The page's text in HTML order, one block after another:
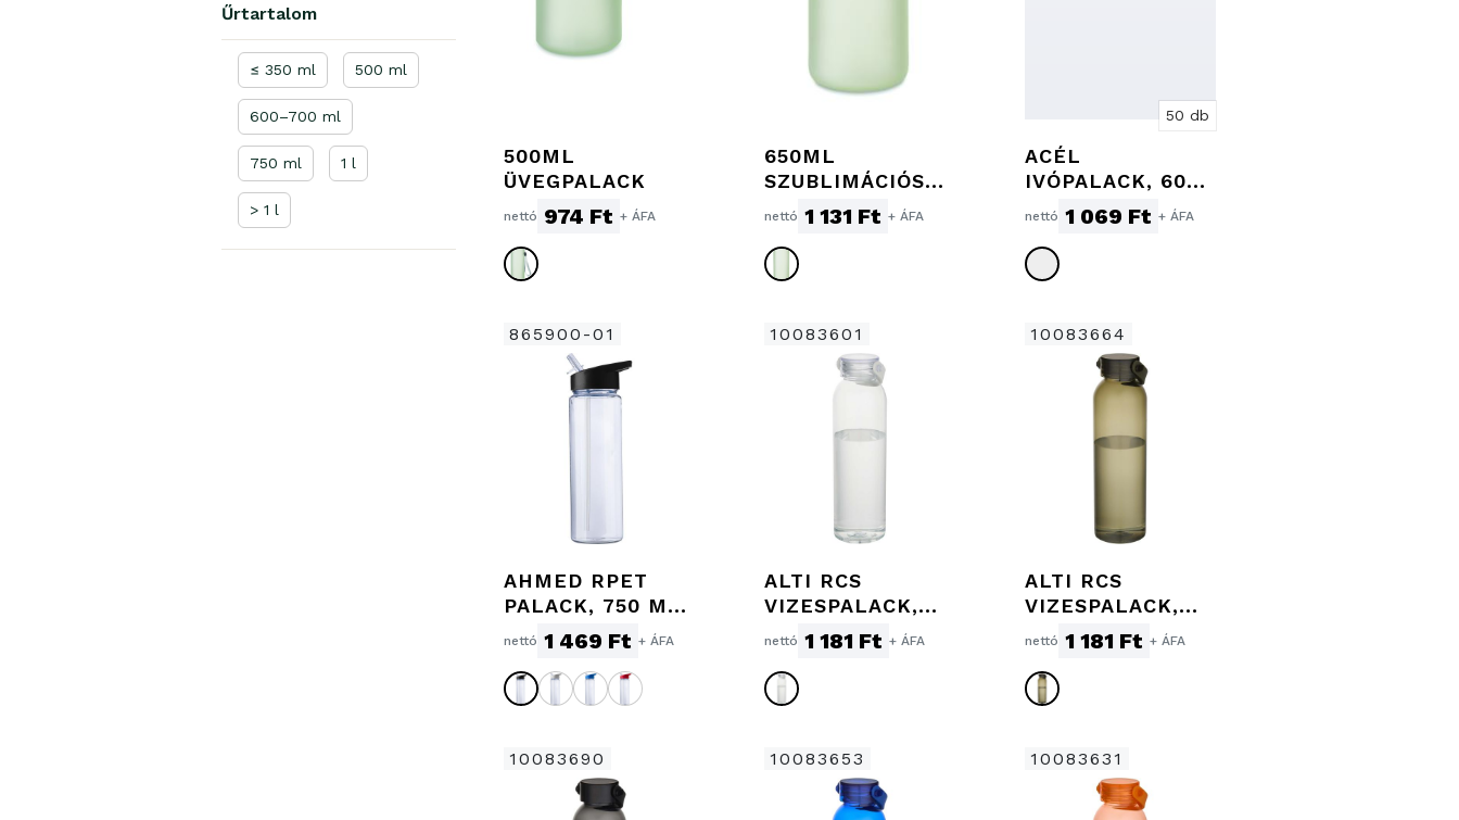
Űrtartalom
≤ 350 ml 500 ml
600–700 ml
750 ml 1 l
> 1 l
500ML
ÜVEGPALACK
nettó 974 Ft + ÁFA
650ML
SZUBLIMÁCIÓS
ÜVEGPALACK
nettó 1 131 Ft + ÁFA
50 db
ACÉL
IVÓPALACK, 600
ML
nettó 1 069 Ft + ÁFA
865900-01
AHMED RPET
PALACK, 750 ML,
FEKETE
nettó 1 469 Ft + ÁFA
10083601
ALTI RCS
VIZESPALACK,
630 ML,
ÁTLÁTSZÓ
nettó 1 181 Ft + ÁFA
10083664
ALTI RCS
VIZESPALACK,
630 ML,
ERDŐZÖLD
nettó 1 181 Ft + ÁFA
10083690 10083653 10083631